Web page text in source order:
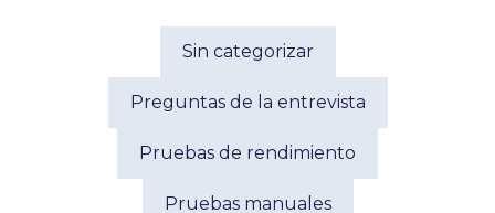
Sin categorizar
Preguntas de la entrevista
Pruebas de rendimiento
Pruebas manuales